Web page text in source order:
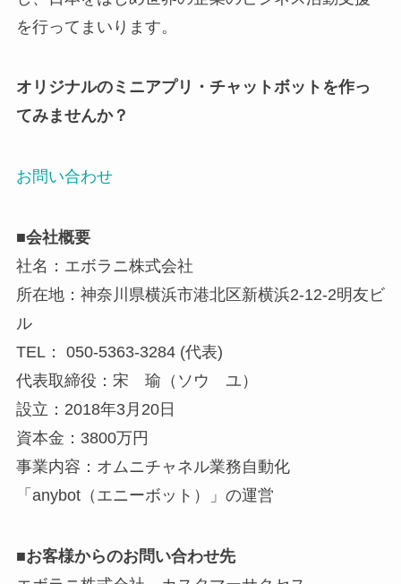
を行ってまいります。
オリジナルのミニアプリ・チャットボットを作っ
てみませんか？
お問い合わせ
■会社概要
社名：エボラニ株式会社
所在地：神奈川県横浜市港北区新横浜2-12-2明友ビ
ル
TEL： 050-5363-3284 (代表)
代表取締役：宋 瑜（ソウ ユ）
設立：2018年3月20日
資本金：3800万円
事業内容：オムニチャネル業務自動化
「anybot（エニーボット）」の運営
■お客様からのお問い合わせ先